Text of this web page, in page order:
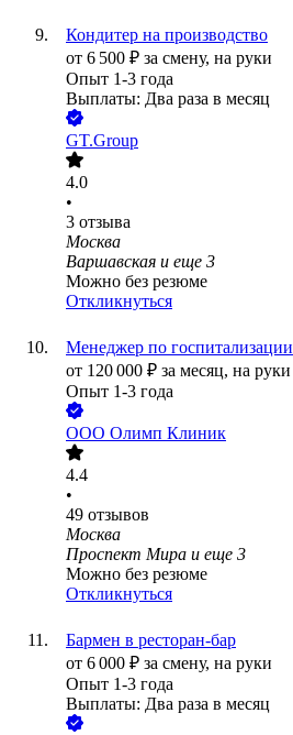
Кондитер на производство
от 6 500 ₽ за смену, на руки
Опыт 1-3 года
Выплаты: Два раза в месяц
GT.Group
4.0
•
3 отзыва
Москва
Варшавская и еще 3
Можно без резюме
Откликнуться
Менеджер по госпитализации
от 120 000 ₽ за месяц, на руки
Опыт 1-3 года
ООО Олимп Клиник
4.4
•
49 отзывов
Москва
Проспект Мира и еще 3
Можно без резюме
Откликнуться
Бармен в ресторан-бар
от 6 000 ₽ за смену, на руки
Опыт 1-3 года
Выплаты: Два раза в месяц